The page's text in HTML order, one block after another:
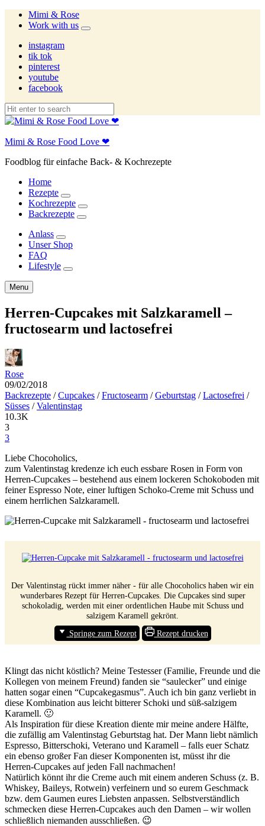
Mimi & Rose
Work with us
expand
instagram
tik tok
pinterest
youtube
facebook
Mimi & Rose Food Love ❤
Foodblog für einfache Back- & Kochrezepte
Home
Rezepte
expand
child
menu
Kochrezepte
expand
child
Backrezepte
expand
Anlass
expand
child
Unser Shop
FAQ
Lifestyle
expand
Search
Menu
Herren-Cupcakes mit Salzkaramell –
fructosearm und lactosefrei
Rose
09/02/2018
Backrezepte /Cupcakes /Fructosearm /Geburtstag /Lactosefrei /
Süsses /Valentinstag
10.3K
3
3
Liebe Chocoholics,
zum Valentinstag kredenze ich euch essbare Rosen in Form von
Herren-Cupcakes – bestehend aus einem lockeren Schokoboden mit
feiner Espresso Note, einer luftigen Schoko-Creme mit Schuss und
einem herrlichen Salzkaramell.
Der Valentinstag rückt immer näher - für alle Chocoholics haben wir ein
wunderbares Rezept für Herren-Cupcakes. Die Cupcakes sind super
schokoladig, werden mit einer ordentlichen Haube mit Schuss und
salzigem Karamell gekrönt.
Springe zum Rezept
Rezept drucken
Klingt das nicht köstlich? Meine Testesser (Familie, Freunde und die
Kollegen von meinem Freund) fanden sie “saulecker” und einige
hatten sogar einen “Cupcakegasmus”. Auch ich bin ganz verliebt in
diese Kombination aus leicht bitterer Schoki und süß-salzigem
Karamell. 🙂
Als Inspiration für diese Kreation diente mir meine andere Hälfte,
die zufällig am Valentinstag Geburtstag hat. Der Mann liebt nämlich
Espresso, Bitterschoki, Veterano und Karamell – falls euer Schatz
ein ebenso großer Fan dieser Komponenten ist, müsst ihr die
Herren-Cupcakes auf jeden Fall nachmachen!
Natürlich könnt ihr die Creme auch mit einem anderen Schuss (z. B.
Whiskey, Baileys, Rotwein) verfeinern und so eurem Geschmack
bzw. dem Gaumen eures Liebsten anpassen. Selbstverständlich
schmecken diese Herren-Cupcakes auch den Damen – wir wollen
schließlich niemanden ausschließen. 😉